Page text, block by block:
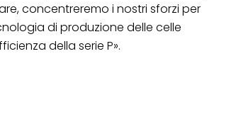
concentreremo i nostri sforzi per
di produzione delle celle
della serie P».